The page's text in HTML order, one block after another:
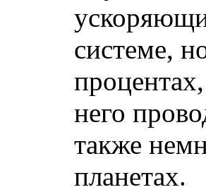
системе,
него
также
планетах.